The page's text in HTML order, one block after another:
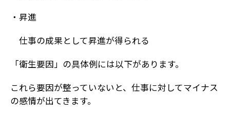
・昇進
仕事の成果として昇進が得られる
「衛生要因」の具体例には以下があります。
これら要因が整っていないと、仕事に対してマイナス
の感情が出てきます。